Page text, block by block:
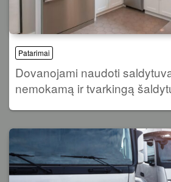
Patarimai
Dovanojami naudoti
nemokamą ir tvarkingą